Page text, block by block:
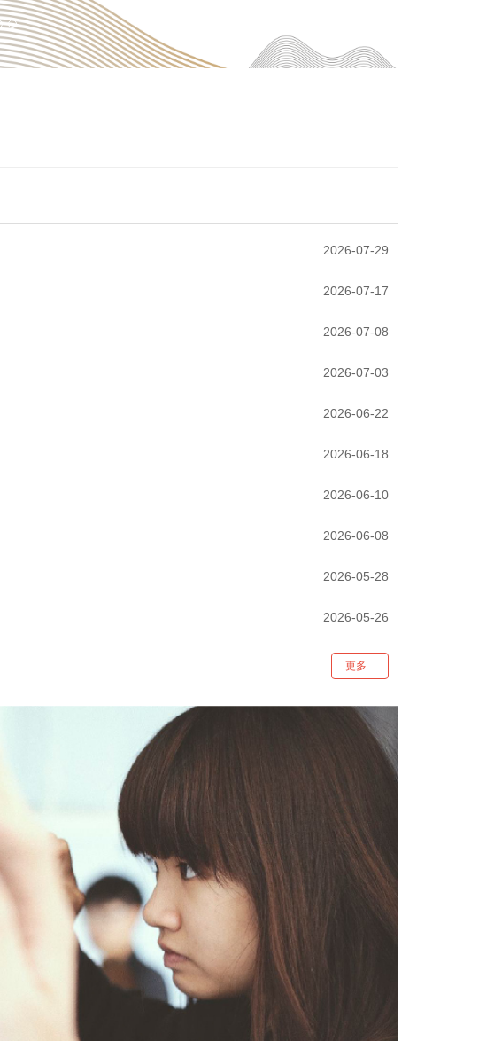
2026-07-29
2026-07-17
2026-07-08
2026-07-03
2026-06-22
2026-06-18
2026-06-10
2026-06-08
2026-05-28
2026-05-26
更多...